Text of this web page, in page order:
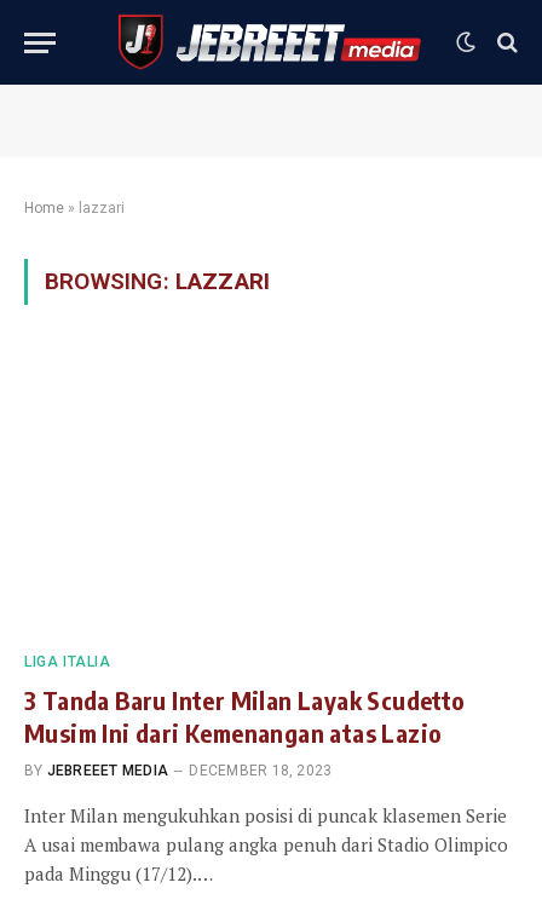
Home » lazzari
BROWSING: LAZZARI
LIGA ITALIA
3 Tanda Baru Inter Milan Layak Scudetto
Musim Ini dari Kemenangan atas Lazio
BY JEBREEET MEDIA DECEMBER 18, 2023
Inter Milan mengukuhkan posisi di puncak klasemen Serie
A usai membawa pulang angka penuh dari Stadio Olimpico
pada Minggu (17/12).…